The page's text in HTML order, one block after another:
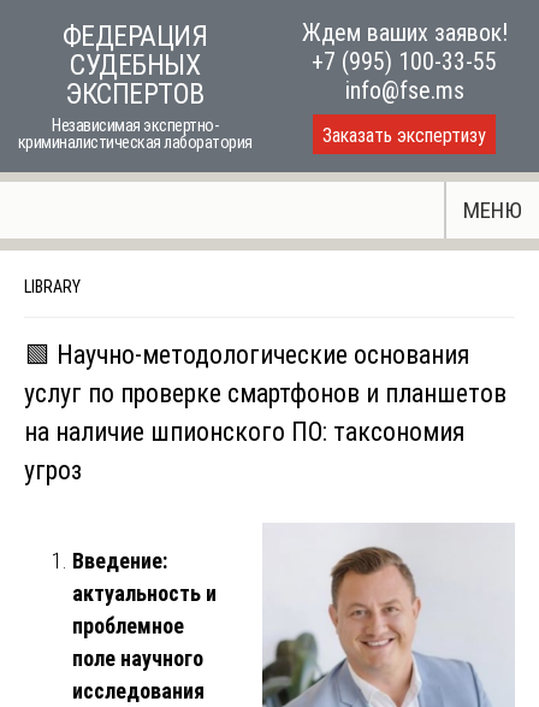
ФЕДЕРАЦИЯ
СУДЕБНЫХ
ЭКСПЕРТОВ
Независимая экспертно-
криминалистическая лаборатория
Ждем ваших заявок!
+7 (995) 100-33-55
info@fse.ms
Заказать экспертизу
МЕНЮ
LIBRARY
🟩 Научно-методологические основания
услуг по проверке смартфонов и планшетов
на наличие шпионского ПО: таксономия
угроз
Введение:
актуальность и
проблемное
поле научного
исследования